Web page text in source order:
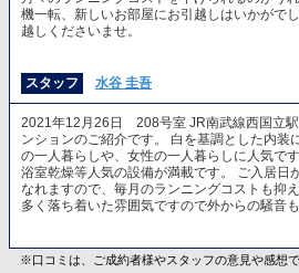
機一転、新しいお部屋にお引越しはいかがで
越しくださいませ。
スタッフ 水谷 圭吾
2021年12月26日 208号室 JR南武線西国立
ンションのご紹介です。 白を基調とした内装
の一人暮らしや、女性の一人暮らしに人気で
浴室乾燥等人気の設備が満載です。 ご入居日
なれますので、毎月のランニングコストも抑
多く落ち着いた雰囲気ですので外からの騒音
※口コミは、ご成約者様やスタッフの意見や感想